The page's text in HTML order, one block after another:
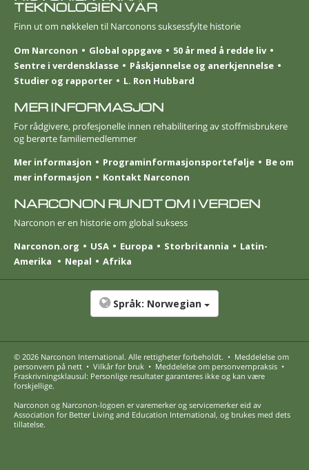
TEKNOLOGIEN VÅR
Finn ut om nøkkelen til Narconons suksessfylte historie
Om Narconon
Global oppgave
50 år med å redde liv
Sentre i verdensklasse
Påskjønnelse og anerkjennelse
Studier og rapporter
L. Ron Hubbard
MER INFORMASJON
For rådgivere, profesjonelle innen rehabilitering av stoffmisbrukere
og berørte familie­medlemmer
Mer informasjon
Program­informasjons­portefølje
Be om
mer informasjon
Kontakt Narconon
NARCONON RUNDT OM I VERDEN
Narconon er en historie om global suksess
Narconon.org
USA Europa Storbritannia
Latin-
Amerika
Nepal Afrika
Språk: Norwegian
© 2026 Narconon International. Alle rettigheter forbeholdt. • Meddelelse om
personvern på nett • Vilkår for bruk • Meddelelse om personvernpraksis •
Fraskrivningsklausul: Personlige resultater garanteres ikke og kan være
forskjellige.
Narconon og Narconon-logoen er varemerker og servicemerker eid av
Association for Better Living and Education International, og brukes med dets
tillatelse.